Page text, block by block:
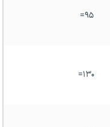
۹۵=
۱۳۰=